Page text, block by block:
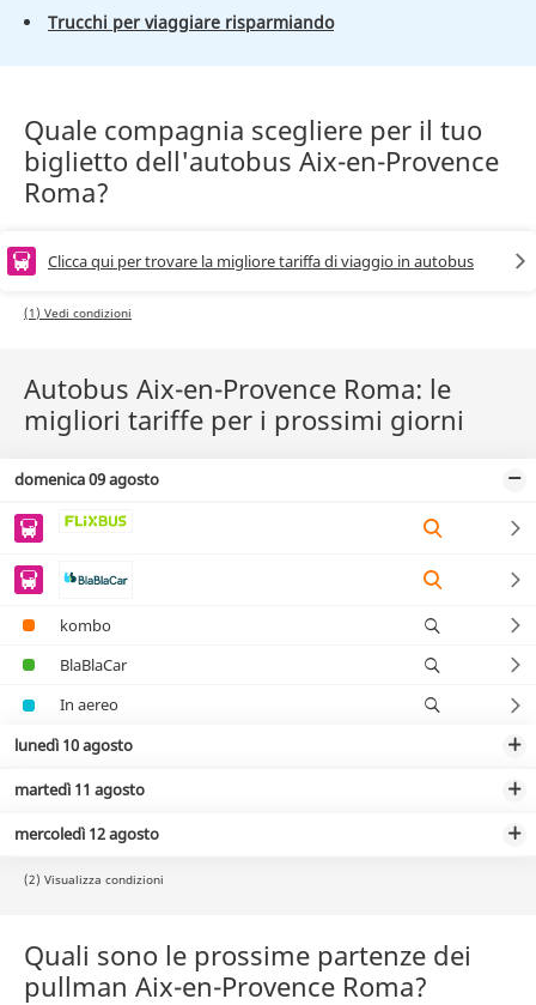
Trucchi per viaggiare risparmiando
Quale compagnia scegliere per il tuo
biglietto dell'autobus Aix-en-Provence
Roma?
Clicca qui per trovare la migliore tariffa di viaggio in autobus
(1) Vedi condizioni
Autobus Aix-en-Provence Roma: le
migliori tariffe per i prossimi giorni
domenica 09 agosto
kombo
BlaBlaCar
In aereo
lunedì 10 agosto
martedì 11 agosto
mercoledì 12 agosto
(2) Visualizza condizioni
Quali sono le prossime partenze dei
pullman Aix-en-Provence Roma?